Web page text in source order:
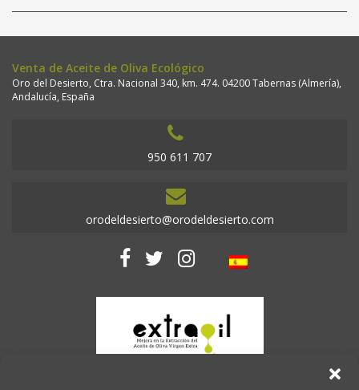
Venta de Aceite de Oliva Ecológico
Oro del Desierto, Ctra. Nacional 340, km. 474. 04200 Tabernas (Almería),
Andalucía, España
950 611 707
orodeldesierto@orodeldesierto.com